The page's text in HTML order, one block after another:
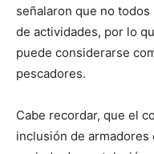
señalaron que no
de actividades, por lo
puede considerarse
pescadores.
Cabe recordar, que el
inclusión de